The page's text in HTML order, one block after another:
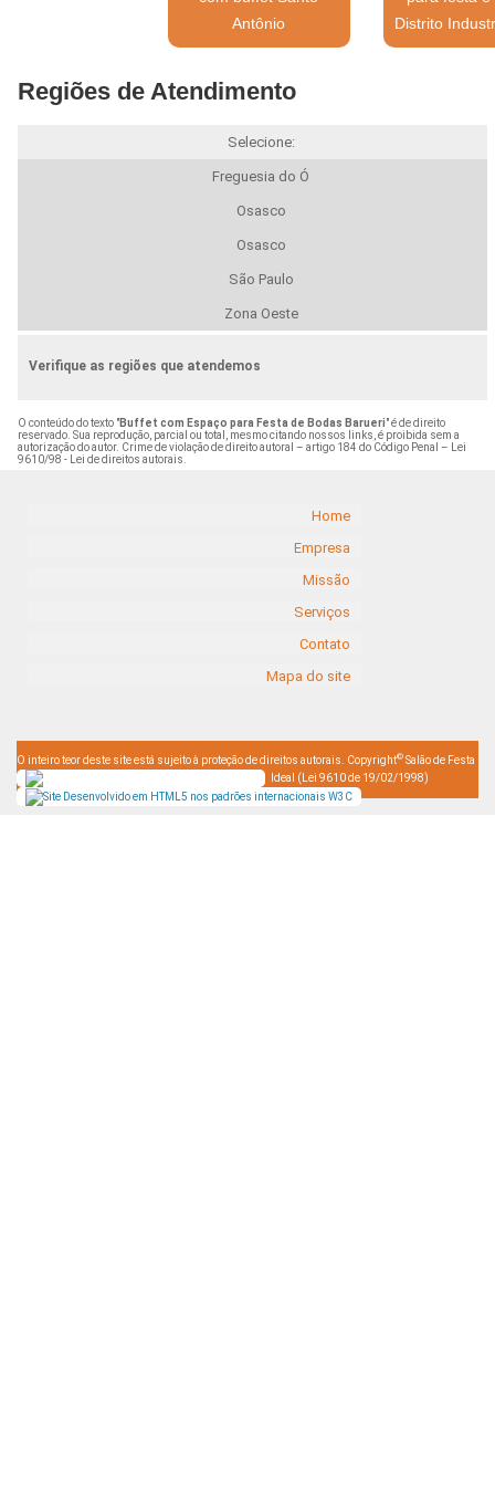
Antônio
Distrito
Regiões de Atendimento
Selecione:
Freguesia do Ó
Osasco
Osasco
São Paulo
Zona Oeste
Verifique as regiões que atendemos
O conteúdo do texto "Buffet com Espaço para Festa de Bodas Barueri" é de direito
reservado. Sua reprodução, parcial ou total, mesmo citando nossos links, é proibida sem a
autorização do autor. Crime de violação de direito autoral – artigo 184 do Código Penal –
Lei
9610/98 - Lei de direitos autorais
Home
Empresa
Missão
Serviços
Contato
Mapa do site
O inteiro teor deste site está sujeito à proteção de direitos autorais. Copyright© Salão de Festa
Ideal (Lei 9610 de 19/02/1998)